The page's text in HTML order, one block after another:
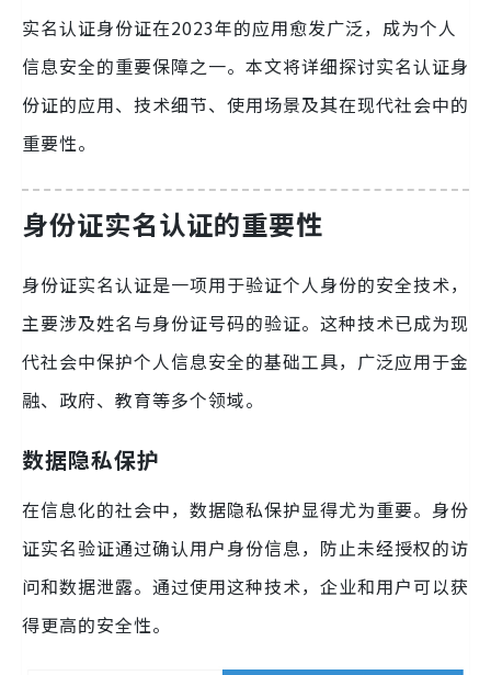
实名认证身份证在2023年的应用愈发广泛，成为个人
信息安全的重要保障之一。本文将详细探讨实名认证身
份证的应用、技术细节、使用场景及其在现代社会中的
重要性。
身份证实名认证的重要性
身份证实名认证是一项用于验证个人身份的安全技术，
主要涉及姓名与身份证号码的验证。这种技术已成为现
代社会中保护个人信息安全的基础工具，广泛应用于金
融、政府、教育等多个领域。
数据隐私保护
在信息化的社会中，数据隐私保护显得尤为重要。身份
证实名验证通过确认用户身份信息，防止未经授权的访
问和数据泄露。通过使用这种技术，企业和用户可以获
得更高的安全性。